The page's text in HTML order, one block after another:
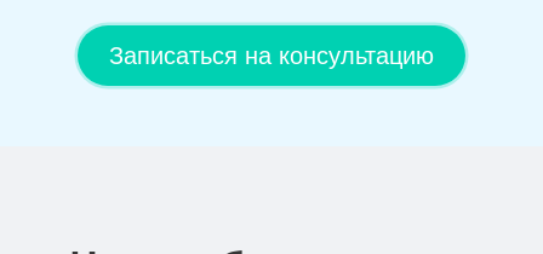
Записаться на консультацию